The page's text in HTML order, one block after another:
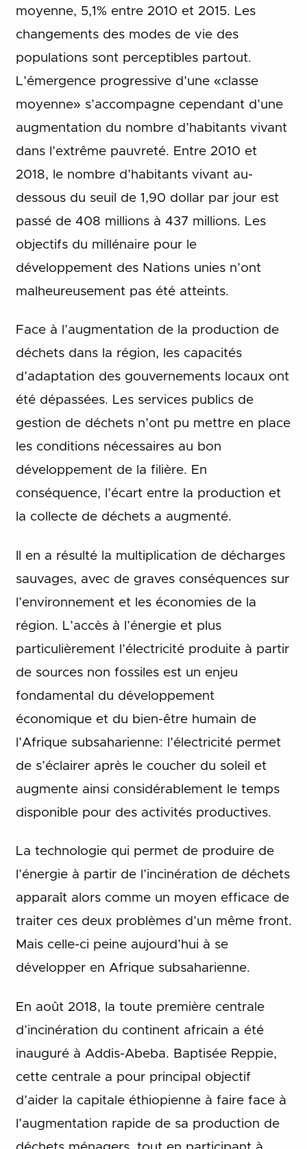
moyenne, 5,1% entre 2010 et 2015. Les
changements des modes de vie des
populations sont perceptibles partout.
L’émergence progressive d’une «classe
moyenne» s’accompagne cependant d’une
augmentation du nombre d’habitants vivant
dans l’extrême pauvreté. Entre 2010 et
2018, le nombre d’habitants vivant au-
dessous du seuil de 1,90 dollar par jour est
passé de 408 millions à 437 millions. Les
objectifs du millénaire pour le
développement des Nations unies n’ont
malheureusement pas été atteints.
Face à l’augmentation de la production de
déchets dans la région, les capacités
d’adaptation des gouvernements locaux ont
été dépassées. Les services publics de
gestion de déchets n’ont pu mettre en place
les conditions nécessaires au bon
développement de la filière. En
conséquence, l’écart entre la production et
la collecte de déchets a augmenté.
Il en a résulté la multiplication de décharges
sauvages, avec de graves conséquences sur
l’environnement et les économies de la
région. L’accès à l’énergie et plus
particulièrement l’électricité produite à partir
de sources non fossiles est un enjeu
fondamental du développement
économique et du bien-être humain de
l’Afrique subsaharienne: l’électricité permet
de s’éclairer après le coucher du soleil et
augmente ainsi considérablement le temps
disponible pour des activités productives.
La technologie qui permet de produire de
l’énergie à partir de l’incinération de déchets
apparaît alors comme un moyen efficace de
traiter ces deux problèmes d’un même front.
Mais celle-ci peine aujourd’hui à se
développer en Afrique subsaharienne.
En août 2018, la toute première centrale
d’incinération du continent africain a été
inauguré à Addis-Abeba. Baptisée Reppie,
cette centrale a pour principal objectif
d’aider la capitale éthiopienne à faire face à
l’augmentation rapide de sa production de